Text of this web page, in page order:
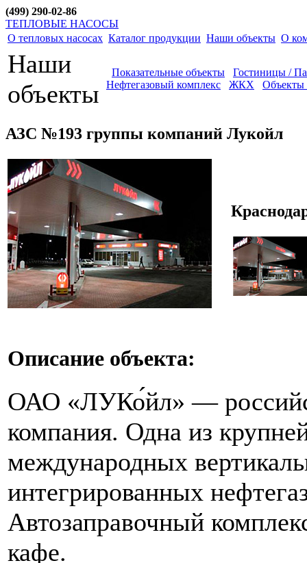
(499) 290-02-86
ТЕПЛОВЫЕ НАСОСЫ
О тепловых насосах Каталог продукции Наши объекты О
Наши
объекты
Показательные объекты
Гостиницы /
Нефтегазовый комплекс
ЖКХ Объекты
АЗС №193 группы компаний Лукойл
Описание объекта:
ОАО «ЛУКо́йл» —
компания. Одна из
международных
интегрированных
Автозаправочный
кафе.